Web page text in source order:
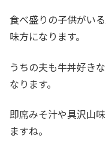
食べ盛りの子供がい
味方になります。
うちの夫も牛丼好き
なります。
即席みそ汁や具沢山
ますね。